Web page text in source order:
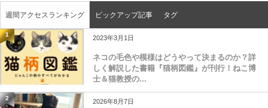
週間アクセスランキング ピックアップ記事 タグ
1 2023年3月1日
ネコの毛色や模様はどうやって決まるのか？詳
しく解説した書籍『猫柄図鑑』が刊行！ねこ博
士＆猫教授の...
2 2026年8月7日